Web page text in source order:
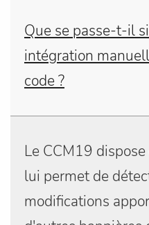
Que se passe-t-il
intégration
code ?
Le CCM19
lui permet de
modifications